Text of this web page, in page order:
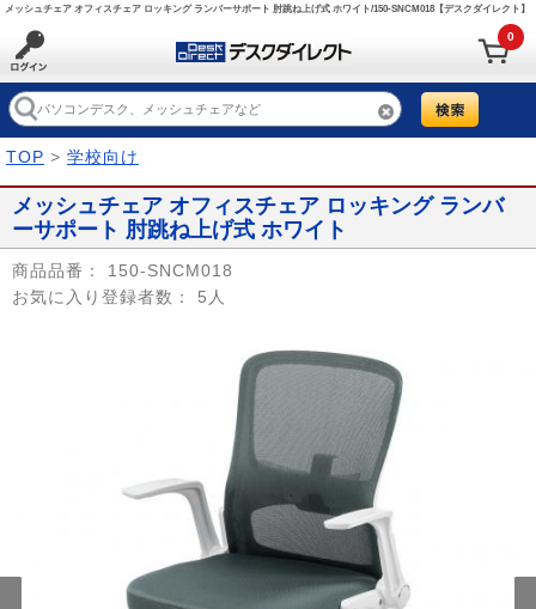
メッシュチェア オフィスチェア ロッキング ランバーサポート 肘跳ね上げ式 ホワイト/150-SNCM018【デスクダイレクト】
0
TOP > 学校向け
メッシュチェア オフィスチェア ロッキング ランバ
ーサポート 肘跳ね上げ式 ホワイト
商品品番：
150-SNCM018
お気に入り登録者数：
5人